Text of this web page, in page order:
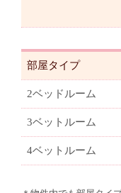
部屋タイプ
2ベッドルーム
3ベットルーム
4ベットルーム